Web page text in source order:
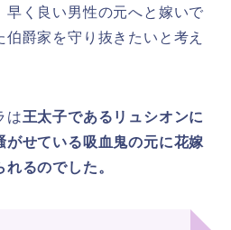
早く良い男性の元へと嫁いで
爵家を守り抜きたいと考え
は王太子であるリュシオンに
がせている吸血鬼の元に花嫁
るのでした。